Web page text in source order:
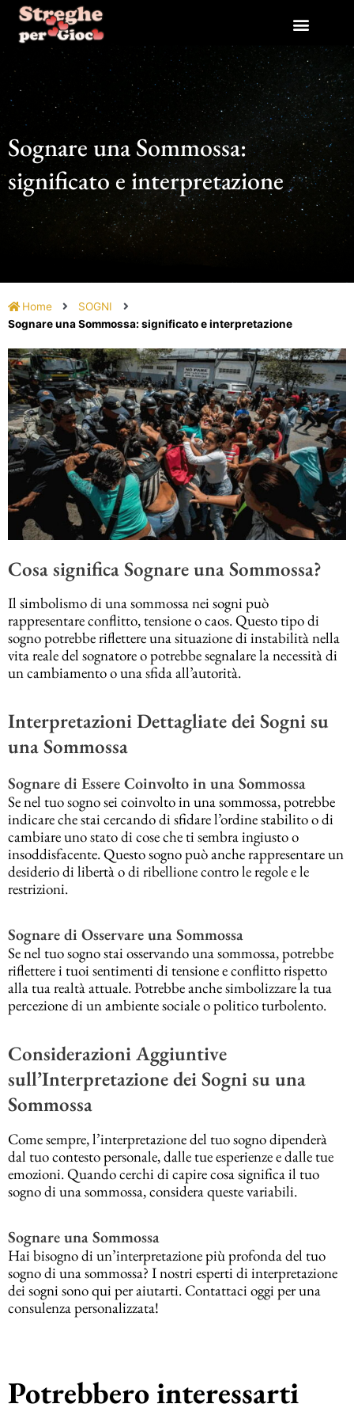
contenuto
Sognare una Sommossa:
significato e interpretazione
Home
SOGNI
Sognare una Sommossa: significato e interpretazione
Cosa significa Sognare una Sommossa?
Il simbolismo di una sommossa nei sogni può
rappresentare conflitto, tensione o caos. Questo tipo di
sogno potrebbe riflettere una situazione di instabilità nella
vita reale del sognatore o potrebbe segnalare la necessità di
un cambiamento o una sfida all’autorità.
Interpretazioni Dettagliate dei Sogni su
una Sommossa
Sognare di Essere Coinvolto in una Sommossa
Se nel tuo sogno sei coinvolto in una sommossa, potrebbe
indicare che stai cercando di sfidare l’ordine stabilito o di
cambiare uno stato di cose che ti sembra ingiusto o
insoddisfacente. Questo sogno può anche rappresentare un
desiderio di libertà o di ribellione contro le regole e le
restrizioni.
Sognare di Osservare una Sommossa
Se nel tuo sogno stai osservando una sommossa, potrebbe
riflettere i tuoi sentimenti di tensione e conflitto rispetto
alla tua realtà attuale. Potrebbe anche simbolizzare la tua
percezione di un ambiente sociale o politico turbolento.
Considerazioni Aggiuntive
sull’Interpretazione dei Sogni su una
Sommossa
Come sempre, l’interpretazione del tuo sogno dipenderà
dal tuo contesto personale, dalle tue esperienze e dalle tue
emozioni. Quando cerchi di capire cosa significa il tuo
sogno di una sommossa, considera queste variabili.
Sognare una Sommossa
Hai bisogno di un’interpretazione più profonda del tuo
sogno di una sommossa? I nostri esperti di interpretazione
dei sogni sono qui per aiutarti. Contattaci oggi per una
consulenza personalizzata!
Potrebbero interessarti